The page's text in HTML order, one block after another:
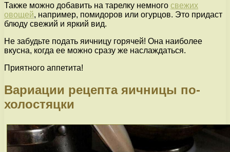
Также можно добавить на тарелку немного свежих
овощей, например, помидоров или огурцов. Это придаст
блюду свежий и яркий вид.
Не забудьте подать яичницу горячей! Она наиболее
вкусна, когда ее можно сразу же наслаждаться.
Приятного аппетита!
Вариации рецепта яичницы по-
холостяцки